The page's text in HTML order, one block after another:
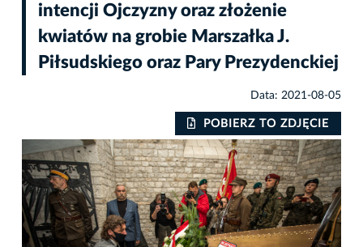
intencji Ojczyzny oraz złożenie
kwiatów na grobie Marszałka J.
Piłsudskiego oraz Pary Prezydenckiej
Data: 2021-08-05
POBIERZ TO ZDJĘCIE